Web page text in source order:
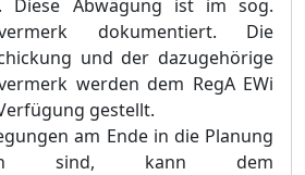
Diese Abwägung ist im sog.
dokumentiert. Die
und der dazugehörige
werden dem RegA EWi
gestellt.
am Ende in die Planung
sind, kann dem